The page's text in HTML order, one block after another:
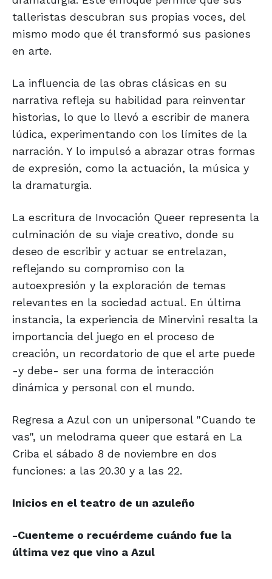
talleristas descubran sus propias voces, del
mismo modo que él transformó sus pasiones
en arte.
La influencia de las obras clásicas en su
narrativa refleja su habilidad para reinventar
historias, lo que lo llevó a escribir de manera
lúdica, experimentando con los límites de la
narración. Y lo impulsó a abrazar otras formas
de expresión, como la actuación, la música y
la dramaturgia.
La escritura de Invocación Queer representa la
culminación de su viaje creativo, donde su
deseo de escribir y actuar se entrelazan,
reflejando su compromiso con la
autoexpresión y la exploración de temas
relevantes en la sociedad actual. En última
instancia, la experiencia de Minervini resalta la
importancia del juego en el proceso de
creación, un recordatorio de que el arte puede
-y debe- ser una forma de interacción
dinámica y personal con el mundo.
Regresa a Azul con un unipersonal "Cuando te
vas", un melodrama queer que estará en La
Criba el sábado 8 de noviembre en dos
funciones: a las 20.30 y a las 22.
Inicios en el teatro de un azuleño
-Cuenteme o recuérdeme cuándo fue la
última vez que vino a Azul